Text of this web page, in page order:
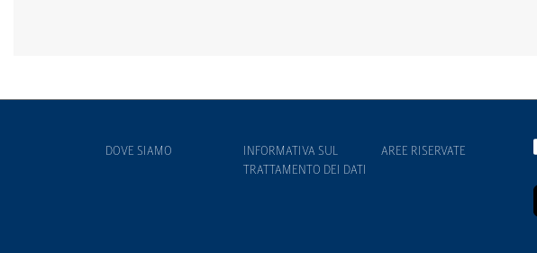
DOVE SIAMO
INFORMATIVA SUL
TRATTAMENTO DEI DATI
AREE RISERVATE